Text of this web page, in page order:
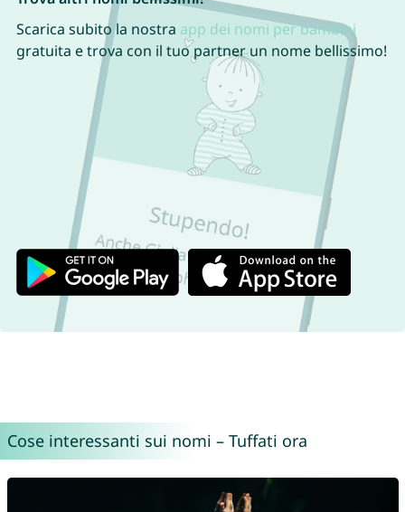
Scarica subito la nostra app dei nomi per bambini
gratuita e trova con il tuo partner un nome bellissimo!
Cose interessanti sui nomi – Tuffati ora